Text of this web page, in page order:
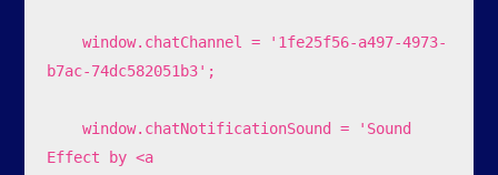
    window.chatChannel = '1fe25f56-a497-4973-
b7ac-74dc582051b3';
    window.chatNotificationSound = 'Sound
Effect by <a